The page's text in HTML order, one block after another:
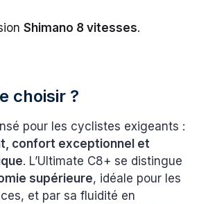
Shimano 8 vitesses.
choisir ?
pour les cyclistes exigeants :
confort exceptionnel et
. L’Ultimate C8+ se distingue
supérieure, idéale pour les
et par sa fluidité en